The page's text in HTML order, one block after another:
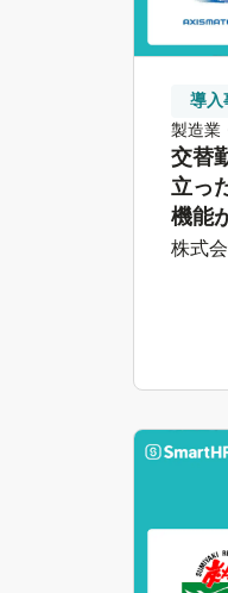
導入
製造業
交替
立っ
機能
株式